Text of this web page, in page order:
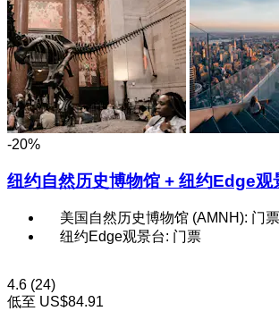
-20%
纽约自然历史博物馆 + 纽约Edge观
美国自然历史博物馆 (AMNH): 门票
纽约Edge观景台: 门票
4.6 (24)
低至 US$84.91